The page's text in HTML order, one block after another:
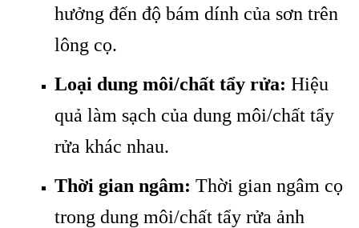
hưởng đến độ bám dính của sơn trên
lông cọ.
Loại dung môi/chất tẩy rửa: Hiệu
quả làm sạch của dung môi/chất tẩy
rửa khác nhau.
Thời gian ngâm: Thời gian ngâm cọ
trong dung môi/chất tẩy rửa ảnh